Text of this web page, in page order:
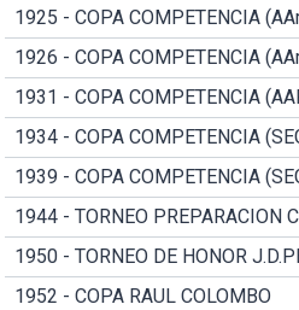
1925 - COPA COMPETENCIA
1926 - COPA COMPETENCIA
1931 - COPA COMPETENCIA
1934 - COPA COMPETENCIA
1939 - COPA COMPETENCIA
1944 - TORNEO PREPARACION
1950 - TORNEO DE HONOR
1952 - COPA RAUL COLOMBO